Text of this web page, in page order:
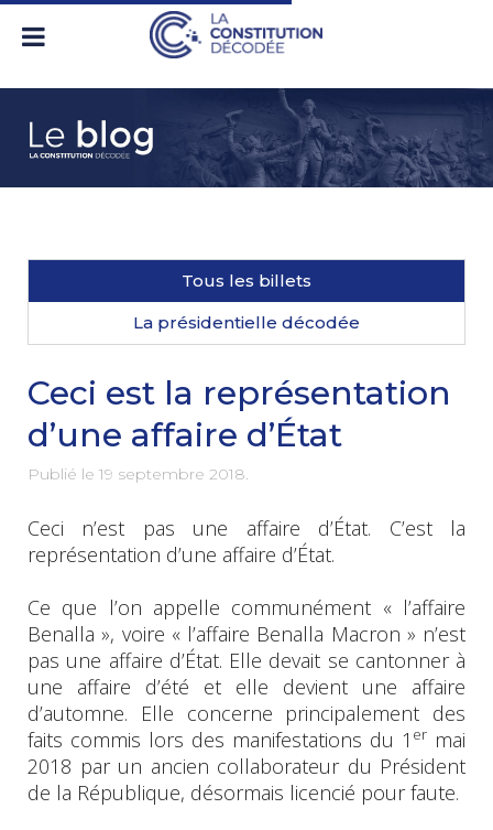
Tous les billets
La présidentielle décodée
Ceci est la représentation
d’une affaire d’État
Publié le 19 septembre 2018
Ceci n’est pas une affaire d’État. C’est la
représentation d’une affaire d’État.
Ce que l’on appelle communément « l’affaire
Benalla », voire « l’affaire Benalla Macron » n’est
pas une affaire d’État. Elle devait se cantonner à
une affaire d’été et elle devient une affaire
d’automne. Elle concerne principalement des
faits commis lors des manifestations du 1 er mai
2018 par un ancien collaborateur du Président
de la République, désormais licencié pour faute.